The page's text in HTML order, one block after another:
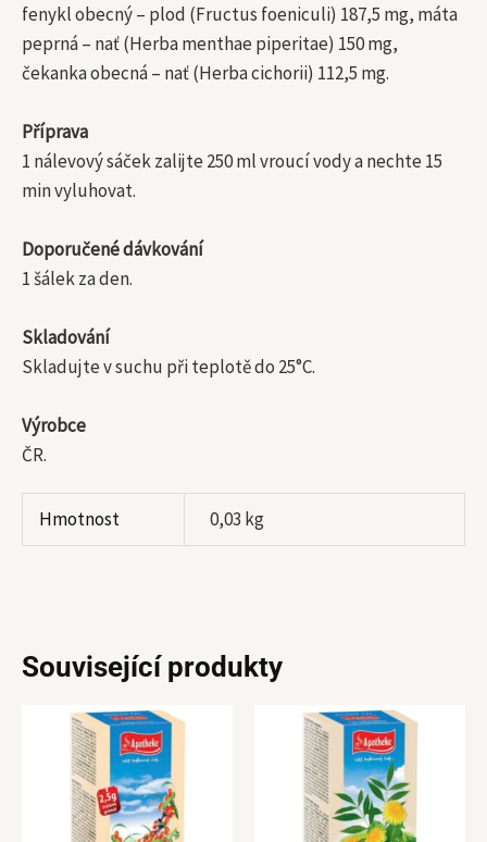
fenykl obecný – plod (Fructus foeniculi) 187,5 mg, máta
peprná – nať (Herba menthae piperitae) 150 mg,
čekanka obecná – nať (Herba cichorii) 112,5 mg.
Příprava
1 nálevový sáček zalijte 250 ml vroucí vody a nechte 15
min vyluhovat.
Doporučené dávkování
1 šálek za den.
Skladování
Skladujte v suchu při teplotě do 25°C.
Výrobce
ČR.
Hmotnost 0,03 kg
Související produkty